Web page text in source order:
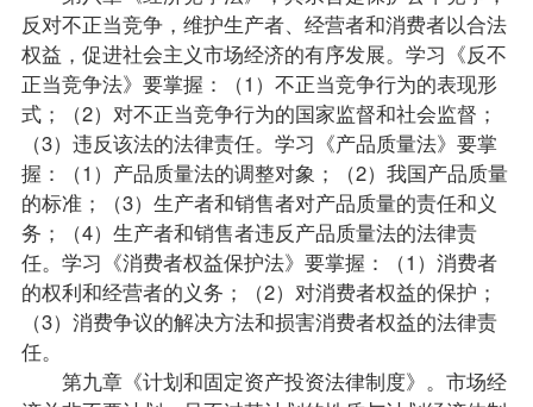
反对不正当竞争，维护生产者、经营者和消费者以合法
权益，促进社会主义市场经济的有序发展。学习《反不
正当竞争法》要掌握：（1）不正当竞争行为的表现形
式；（2）对不正当竞争行为的国家监督和社会监督；
（3）违反该法的法律责任。学习《产品质量法》要掌
握：（1）产品质量法的调整对象；（2）我国产品质量
的标准；（3）生产者和销售者对产品质量的责任和义
务；（4）生产者和销售者违反产品质量法的法律责
任。学习《消费者权益保护法》要掌握：（1）消费者
的权利和经营者的义务；（2）对消费者权益的保护；
（3）消费争议的解决方法和损害消费者权益的法律责
任。
第九章《计划和固定资产投资法律制度》。市场经